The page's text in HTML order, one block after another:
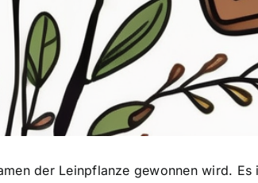
der Leinpflanze gewonnen wird.